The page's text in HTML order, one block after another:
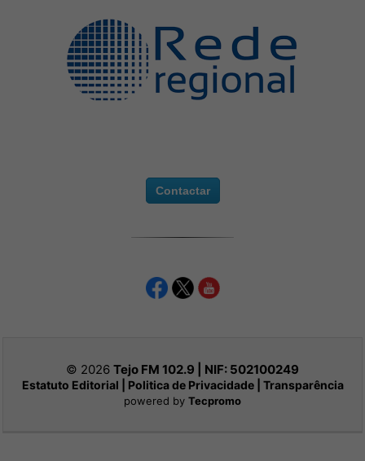
Contactar
© 2026 Tejo FM 102.9 | NIF: 502100249
Estatuto Editorial Politica de Privacidade| Transparência
powered by Tecpromo